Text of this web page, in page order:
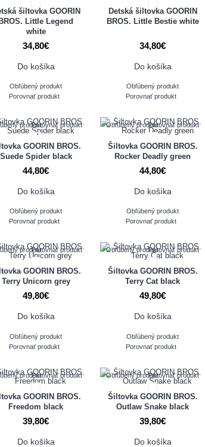
šiltovka GOORIN
Little Legend
white
34,80€
Do košíka
Obľúbený produkt
Porovnať produkt
Detská šiltovka GOORIN
BROS. Little Bestie white
34,80€
Do košíka
Obľúbený produkt
Porovnať produkt
produktPorovnať produkt
GOORIN BROS.
Suede Spider black
44,80€
Do košíka
Obľúbený produkt
Porovnať produkt
Obľúbený produktPorovnať produkt
Šiltovka GOORIN BROS.
Rocker Deadly green
44,80€
Do košíka
Obľúbený produkt
Porovnať produkt
produktPorovnať produkt
GOORIN BROS.
Terry Unicorn grey
49,80€
Do košíka
Obľúbený produkt
Porovnať produkt
Obľúbený produktPorovnať produkt
Šiltovka GOORIN BROS.
Terry Cat black
49,80€
Do košíka
Obľúbený produkt
Porovnať produkt
produktPorovnať produkt
GOORIN BROS.
Freedom black
39,80€
Do košíka
Obľúbený produktPorovnať produkt
Šiltovka GOORIN BROS.
Outlaw Snake black
39,80€
Do košíka